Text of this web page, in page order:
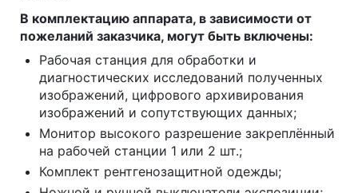
В комплектацию аппарата, в зависимости от
пожеланий заказчика, могут быть включены:
Рабочая станция для обработки и
диагностических исследований полученных
изображений, цифрового архивирования
изображений и сопутствующих данных;
Монитор высокого разрешение закреплённый
на рабочей станции 1 или 2 шт.;
Комплект рентгенозащитной одежды;